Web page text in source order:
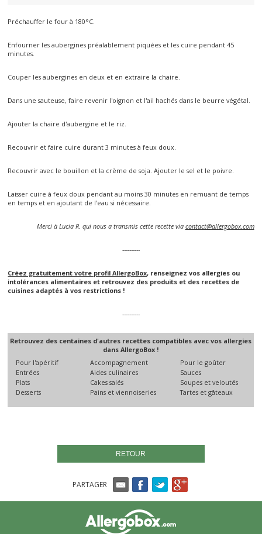
Préchauffer le four à 180°C.
Enfourner les aubergines préalablement piquées et les cuire pendant 45
minutes.
Couper les aubergines en deux et en extraire la chaire.
Dans une sauteuse, faire revenir l'oignon et l'ail hachés dans le beurre végétal.
Ajouter la chaire d'aubergine et le riz.
Recouvrir et faire cuire durant 3 minutes à feux doux.
Recouvrir avec le bouillon et la crème de soja. Ajouter le sel et le poivre.
Laisser cuire à feux doux pendant au moins 30 minutes en remuant de temps
en temps et en ajoutant de l'eau si nécessaire.
Merci à Lucia R. qui nous a transmis cette recette via contact@allergobox.com
----------
Créez gratuitement votre profil AllergoBox, renseignez vos allergies ou
intolérances alimentaires et retrouvez des produits et des recettes de
cuisines adaptés à vos restrictions !
----------
Retrouvez des centaines d'autres recettes compatibles avec vos allergies
dans AllergoBox !
Pour l'apéritif
Accompagnement
Pour le goûter
Entrées
Aides culinaires
Sauces
Plats
Cakes salés
Soupes et veloutés
Desserts
Pains et viennoiseries Tartes et gâteaux
RETOUR
PARTAGER